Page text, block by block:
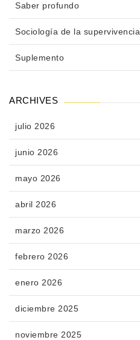
Saber profundo
Sociología de la supervivencia
Suplemento
ARCHIVES
julio 2026
junio 2026
mayo 2026
abril 2026
marzo 2026
febrero 2026
enero 2026
diciembre 2025
noviembre 2025